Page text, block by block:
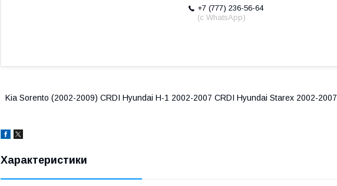
+7 (777) 236-56-64
(с WhatsApp)
Kia Sorento (2002-2009) CRDI Hyundai Н-1 2002-2007 СRDI Hyundai Starex 2002-2007
Характеристики